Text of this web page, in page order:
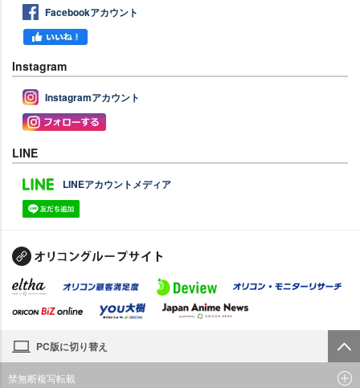
Facebookアカウント
Instagram
Instagramアカウント
LINE
LINEアカウントメディア
PC版に切り替え
禁無断複写転載